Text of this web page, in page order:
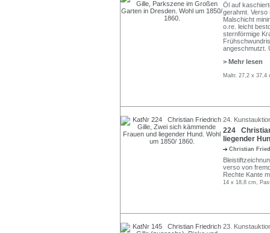
Öl auf
gerahmt. Verso
Malschicht
o.re. leicht
sternförmige
angeschmutzt.
> Mehr lesen
Maltr. 27,2 x 37,4
24.
224
liegender
Christian
verso von
Rechte Kante
14 x 18,8 cm,
23.